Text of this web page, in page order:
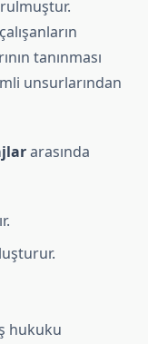
tanınması
unsurlarından
arasında
hukuku